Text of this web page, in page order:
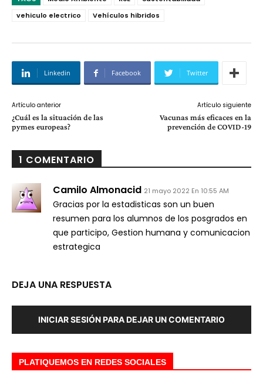
vehiculo electrico
Vehículos hibridos
Linkedin Facebook Twitter
Artículo anterior
¿Cuál es la situación de las
pymes europeas?
Artículo siguiente
Vacunas más eficaces en la
prevención de COVID-19
1 COMENTARIO
Camilo Almonacid 21 mayo 2022 En 10:55 AM
Gracias por la estadisticas son un buen
resumen para los alumnos de los posgrados en
que participo, Gestion humana y comunicacion
estrategica
DEJA UNA RESPUESTA
INICIAR SESIÓN PARA DEJAR UN COMENTARIO
PLATIQUEMOS EN REDES SOCIALES